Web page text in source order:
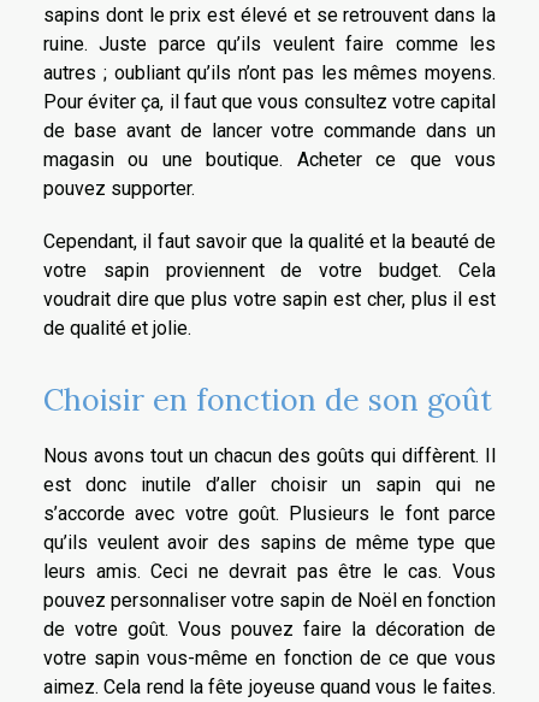
sapins dont le prix est élevé et se retrouvent dans la
ruine. Juste parce qu’ils veulent faire comme les
autres ; oubliant qu’ils n’ont pas les mêmes moyens.
Pour éviter ça, il faut que vous consultez votre capital
de base avant de lancer votre commande dans un
magasin ou une boutique. Acheter ce que vous
pouvez supporter.
Cependant, il faut savoir que la qualité et la beauté de
votre sapin proviennent de votre budget. Cela
voudrait dire que plus votre sapin est cher, plus il est
de qualité et jolie.
Choisir en fonction de son goût
Nous avons tout un chacun des goûts qui diffèrent. Il
est donc inutile d’aller choisir un sapin qui ne
s’accorde avec votre goût. Plusieurs le font parce
qu’ils veulent avoir des sapins de même type que
leurs amis. Ceci ne devrait pas être le cas. Vous
pouvez personnaliser votre sapin de Noël en fonction
de votre goût. Vous pouvez faire la décoration de
votre sapin vous-même en fonction de ce que vous
aimez. Cela rend la fête joyeuse quand vous le faites.